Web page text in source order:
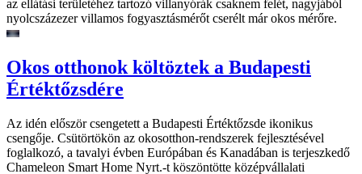
az ellátási területéhez tartozó villanyórák csaknem felét, nagyjából
nyolcszázezer villamos fogyasztásmérőt cserélt már okos mérőre.
Okos otthonok költöztek a Budapesti
Értéktőzsdére
Az idén először csengetett a Budapesti Értéktőzsde ikonikus
csengője. Csütörtökön az okosotthon-rendszerek fejlesztésével
foglalkozó, a tavalyi évben Európában és Kanadában is terjeszkedő
Chameleon Smart Home Nyrt.-t köszöntötte középvállalati